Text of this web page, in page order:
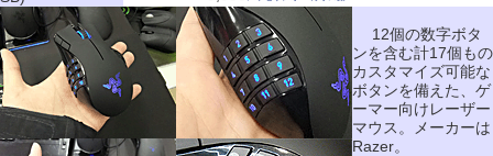
12個の数字ボタ
ンを含む計17個もの
カスタマイズ可能な
ボタンを備えた、ゲ
ーマー向けレーザー
マウス。メーカーは
Razer。